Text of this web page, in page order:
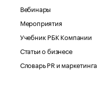
Вебинары
Мероприятия
Учебник РБК Компании
Статьи о бизнесе
Словарь PR и маркетинга